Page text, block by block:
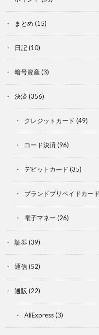
まとめ (15)
日記(10)
暗号資産 (3)
決済 (356)
クレジットカード (49)
コード決済 (96)
デビットカード (35)
ブランドプリペイドカード
電子マネー (26)
証券(39)
通信(52)
通販 (22)
AliExpress(3)